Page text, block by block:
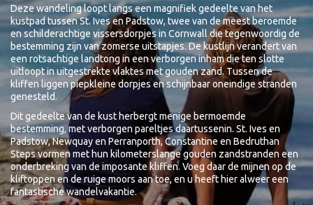
Deze wandeling loopt langs een magnifiek gedeelte van het
kustpad tussen St. Ives en Padstow, twee van de meest beroemde
en schilderachtige vissersdorpjes in Cornwall die tegenwoordig de
bestemming zijn van zomerse uitstapjes. De kustlijn verandert van
een rotsachtige landtong in een verborgen inham die ten slotte
uitloopt in uitgestrekte vlaktes met gouden zand. Tussen de
kliffen liggen piepkleine dorpjes en schijnbaar oneindige stranden
genesteld.
Dit gedeelte van de kust herbergt menige bermoemde
bestemming, met verborgen pareltjes daartussenin. St. Ives en
Padstow, Newquay en Perranporth, Constantine en Bedruthan
Steps vormen met hun kilometerslange gouden zandstranden een
onderbreking van de imposante kliffen. Voeg daar de mijnen op de
kliftoppen en de ruige moors aan toe, en u heeft hier alweer een
fantastische wandelvakantie.